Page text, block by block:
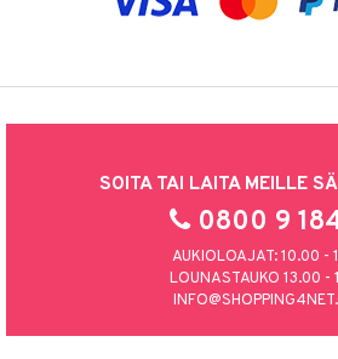
SOITA TAI LAITA MEILLE
0800 9
AUKIOLOAJAT: 10.00 -
LOUNASTAUKO 13.00 -